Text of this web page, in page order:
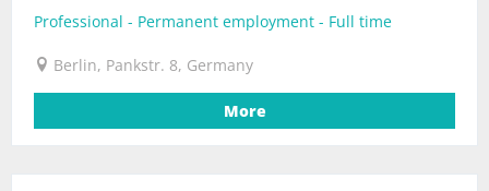
Professional - Permanent employment - Full time
Berlin, Pankstr. 8, Germany
More